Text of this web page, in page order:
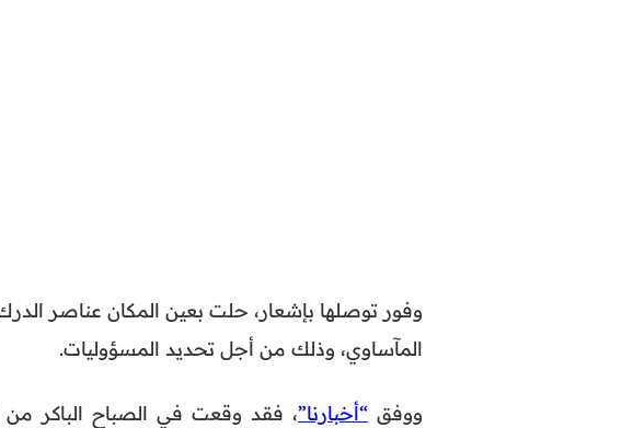
وفور توصلها بإشعار، حلت بعين المكان عناصر
المآساوي، وذلك من أجل تحديد المسؤوليات.
ووفق“أخبارنا”، فقد وقعت في الصباح الباكر من